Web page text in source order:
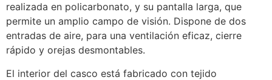
realizada en policarbonato, y su pantalla larga, que
permite un amplio campo de visión. Dispone de dos
entradas de aire, para una ventilación eficaz, cierre
rápido y orejas desmontables.
El interior del casco está fabricado con tejido